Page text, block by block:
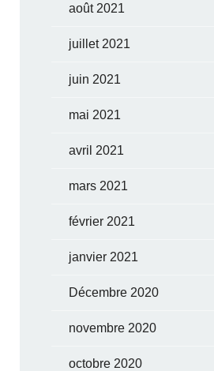
août 2021
juillet 2021
juin 2021
mai 2021
avril 2021
mars 2021
février 2021
janvier 2021
Décembre 2020
novembre 2020
octobre 2020